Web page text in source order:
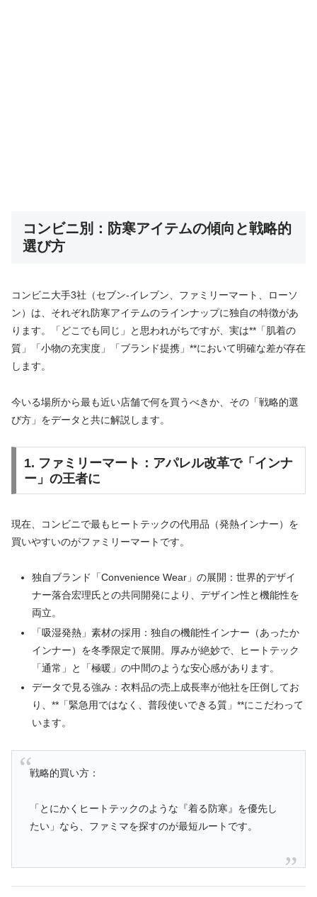
コンビニ別：防寒アイテムの傾向と戦略的
選び方
コンビニ大手3社（セブン‐イレブン、ファミリーマート、ローソ
ン）は、それぞれ防寒アイテムのラインナップに独自の特徴があ
ります。「どこでも同じ」と思われがちですが、実は**「肌着の
質」「小物の充実度」「ブランド提携」**において明確な差が存在
します。
今いる場所から最も近い店舗で何を買うべきか、その「戦略的選
び方」をデータと共に解説します。
1. ファミリーマート：アパレル改革で「インナ
ー」の王者に
現在、コンビニで最もヒートテックの代用品（発熱インナー）を
買いやすいのがファミリーマートです。
独自ブランド「Convenience Wear」の展開：世界的デザイ
ナー落合宏理氏との共同開発により、デザイン性と機能性を
両立。
「吸湿発熱」素材の採用：独自の機能性インナー（あったか
インナー）を冬季限定で展開。厚みが絶妙で、ヒートテック
「通常」と「極暖」の中間のような安心感があります。
データで見る強み：衣料品の売上成長率が他社を圧倒してお
り、**「緊急用ではなく、普段使いできる質」**にこだわって
います。
戦略的買い方：
「とにかくヒートテックのような『着る防寒』を優先し
たい」なら、ファミマを探すのが最短ルートです。